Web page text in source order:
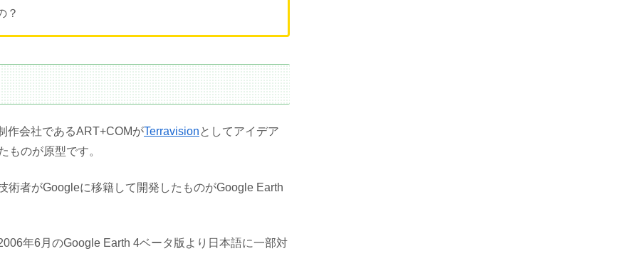
？
作会社であるART+COMがTerravisionとしてアイデア
ものが原型です。
術者がGoogleに移籍して開発したものがGoogle Earth
年6月のGoogle Earth 4ベータ版より日本語に一部対